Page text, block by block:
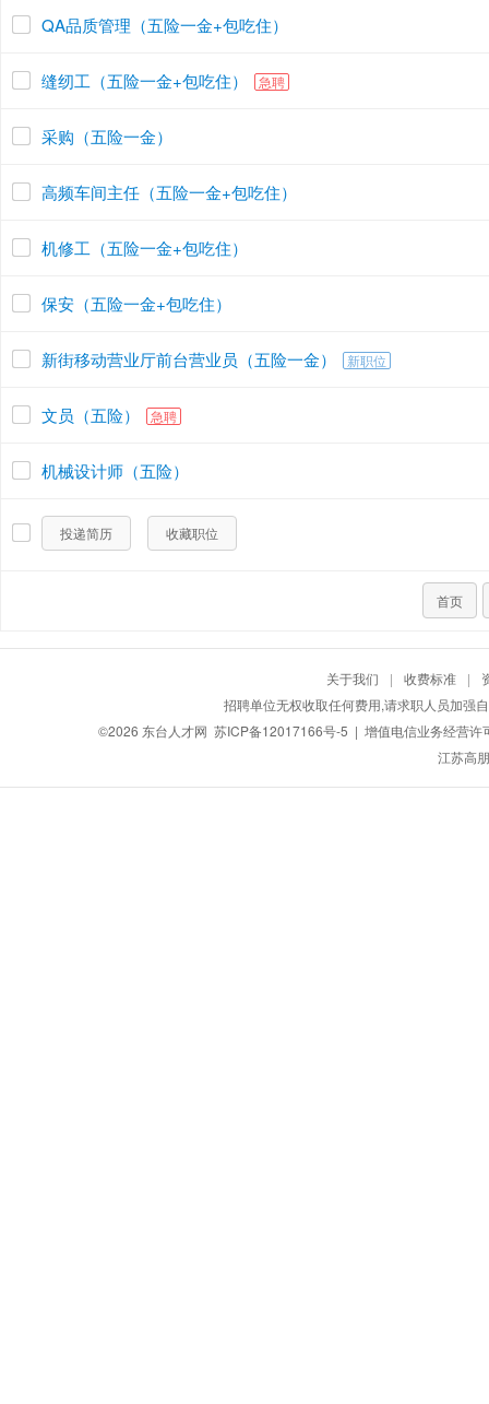
QA品质管理（五险一金+包吃住）
缝纫工（五险一金+包吃住） 急聘
采购（五险一金）
高频车间主任（五险一金+包吃住）
机修工（五险一金+包吃住）
保安（五险一金+包吃住）
新街移动营业厅前台营业员（五险一金） 新职位
文员（五险） 急聘
机械设计师（五险）
投递简历 收藏职位
首页
关于我们 | 收费标准 |
招聘单位无权收取任何费用,请求职人员加强
©2026 东台人才网 苏ICP备12017166号-5 | 增值电信业务经营
江苏高